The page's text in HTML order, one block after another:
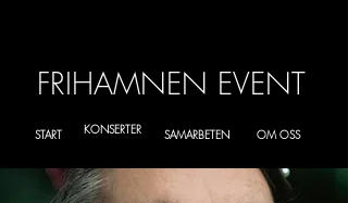
FRIHAMNEN EVENT
START OM OSS
SAMARBETEN
KONSERTER